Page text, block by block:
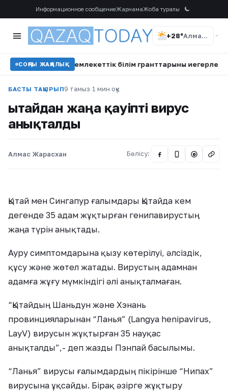
Информационное сообщениеЖарнамаЖоба туралы
+28° Алматы
СОҢҒЫ ЖАҢАЛЫҚ
жылына мемлекеттік білім гранттарының иегерлері
БАСТЫ ТАҚЫРЫП9 тамыз·1 мин оқу
Қытайдан жаңа қауіпті вирус
анықталды
Алмас Жарасхан Бөлісу: @
Қытай мен Сингапур ғалымдары Қытайда кем
дегенде 35 адам жұқтырған генипавирустың
жаңа түрін анықтады.
Ауру симптомдарына қызу көтерілуі, әлсіздік,
құсу және жөтел жатады. Вирустың адамнан
адамға жұғу мүмкіндігі әлі анықталмаған.
“Қытайдың Шаньдун және Хэнань
провинцияларынан “Ланья” (Langya henipavirus,
LayV) вирусын жұқтырған 35 науқас
анықталды”,- деп жазды Пэнпай басылымы.
“Ланья” вирусы ғалымдардың пікірінше “Нипах”
вирусына ұқсайды. Бірақ әзірге жұқтыру